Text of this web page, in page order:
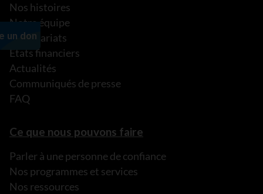
Nos histoires
Notre équipe
Partenariats
États financiers
Actualités
Communiqués de presse
FAQ
Ce que nous pouvons faire
Parler à une personne de confiance
Nos programmes et services
Nos ressources